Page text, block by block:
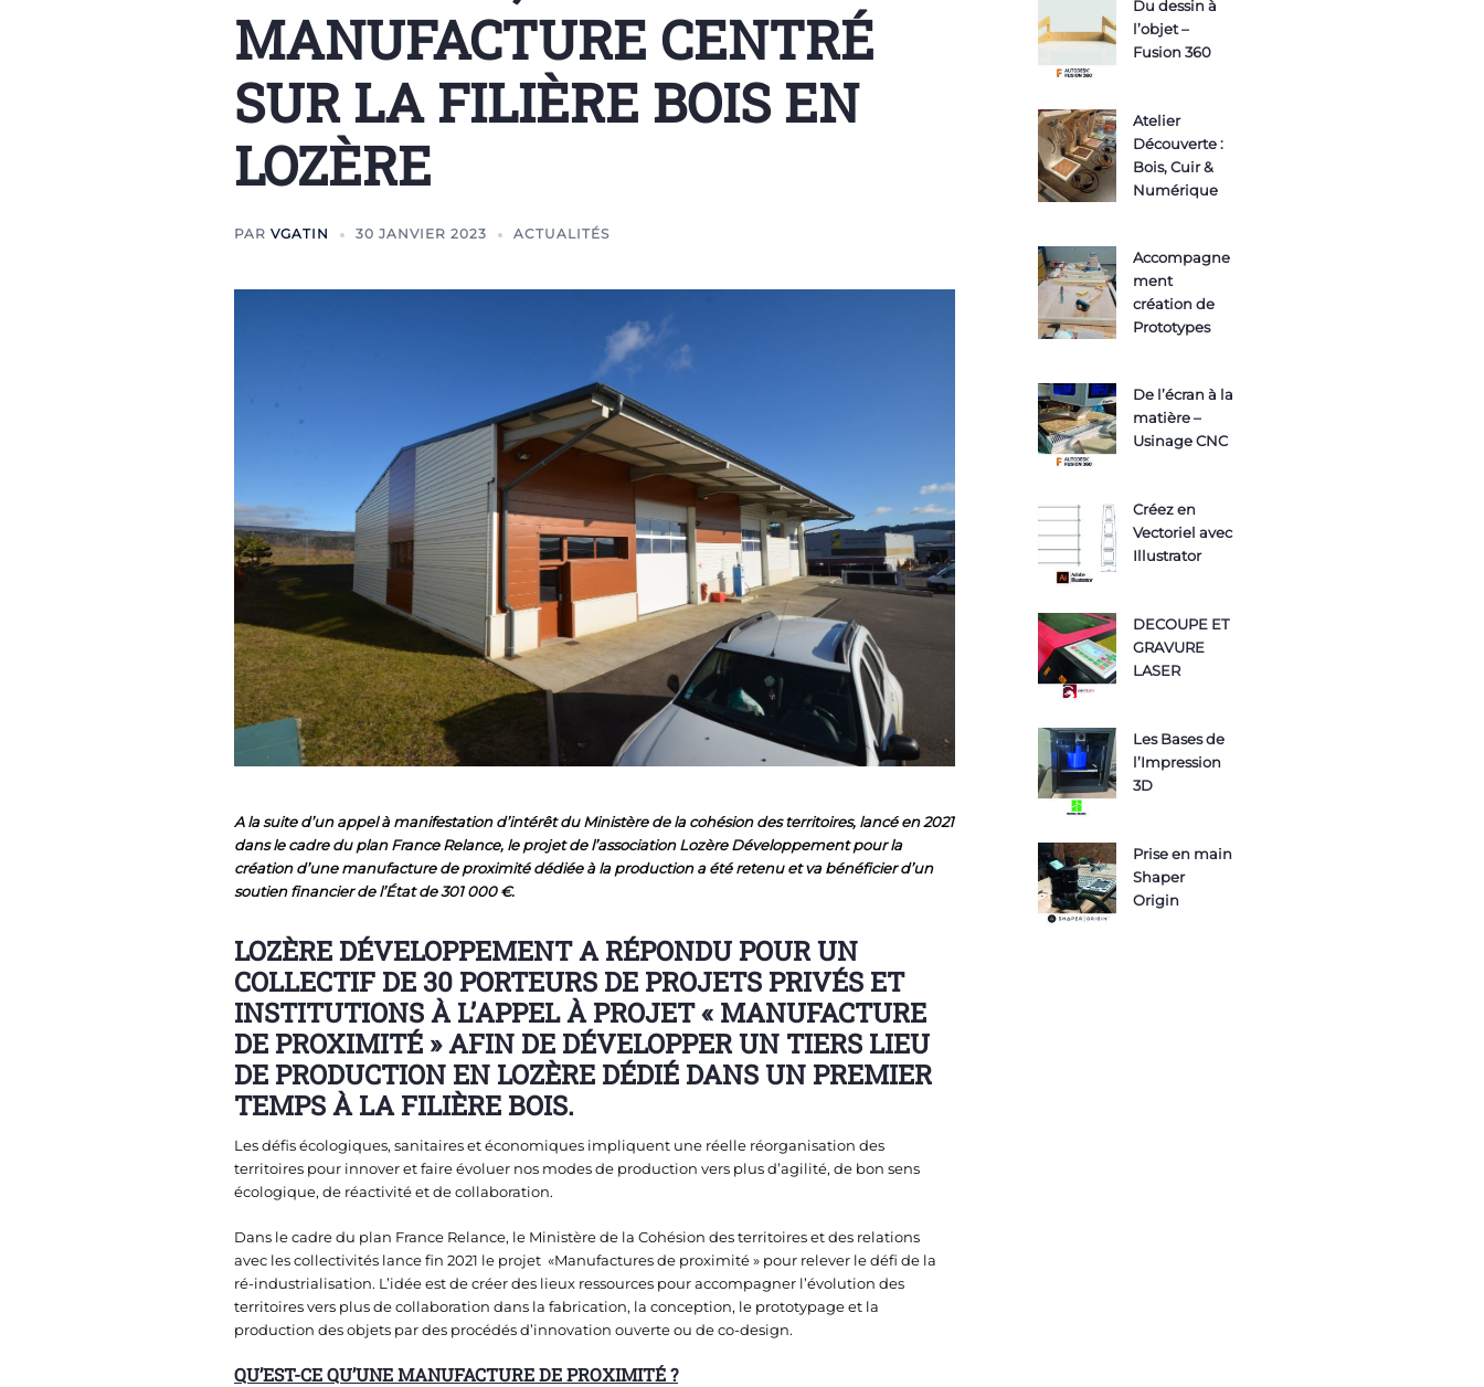
MANUFACTURE CENTRÉ
SUR LA FILIÈRE BOIS EN
LOZÈRE
PAR VGATIN 30 JANVIER 2023 ACTUALITÉS
A la suite d’un appel à manifestation d’intérêt du Ministère de la cohésion des territoires, lancé en 2021
dans le cadre du plan France Relance, le projet de l’association Lozère Développement pour la
création d’une manufacture de proximité dédiée à la production a été retenu et va bénéficier d’un
soutien financier de l’État de 301 000 €.
LOZÈRE DÉVELOPPEMENT A RÉPONDU POUR UN
COLLECTIF DE 30 PORTEURS DE PROJETS PRIVÉS ET
INSTITUTIONS À L’APPEL À PROJET « MANUFACTURE
DE PROXIMITÉ » AFIN DE DÉVELOPPER UN TIERS LIEU
DE PRODUCTION EN LOZÈRE DÉDIÉ DANS UN PREMIER
TEMPS À LA FILIÈRE BOIS.
Les défis écologiques, sanitaires et économiques impliquent une réelle réorganisation des
territoires pour innover et faire évoluer nos modes de production vers plus d’agilité, de bon sens
écologique, de réactivité et de collaboration.
Dans le cadre du plan France Relance, le Ministère de la Cohésion des territoires et des relations
avec les collectivités lance fin 2021 le projet «Manufactures de proximité » pour relever le défi de la
ré-industrialisation. L’idée est de créer des lieux ressources pour accompagner l’évolution des
territoires vers plus de collaboration dans la fabrication, la conception, le prototypage et la
production des objets par des procédés d’innovation ouverte ou de co-design.
QU’EST-CE QU’UNE MANUFACTURE DE PROXIMITÉ ?
Du dessin à
l’objet –
Fusion 360
Atelier
Découverte :
Bois, Cuir &
Numérique
Accompagne
ment
création de
Prototypes
De l’écran à la
matière –
Usinage CNC
Créez en
Vectoriel avec
Illustrator
DECOUPE ET
GRAVURE
LASER
Les Bases de
l’Impression
3D
Prise en main
Shaper
Origin